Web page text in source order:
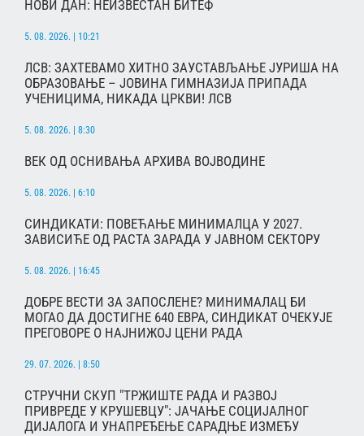
НОВИ ДАН: НЕИЗВЕСТАН БИТЕФ
5. 08. 2026. | 10:21
ЛСВ: ЗАХТЕВАМО ХИТНО ЗАУСТАВЉАЊЕ ЈУРИША НА
ОБРАЗОВАЊЕ – ЈОВИНА ГИМНАЗИЈА ПРИПАДА
УЧЕНИЦИМА, НИКАДА ЦРКВИ! ЛСВ
5. 08. 2026. | 8:30
ВЕК ОД ОСНИВАЊА АРХИВА ВОЈВОДИНЕ
5. 08. 2026. | 6:10
СИНДИКАТИ: ПОВЕЋАЊЕ МИНИМАЛЦА У 2027.
ЗАВИСИЋЕ ОД РАСТА ЗАРАДА У ЈАВНОМ СЕКТОРУ
5. 08. 2026. | 16:45
ДОБРЕ ВЕСТИ ЗА ЗАПОСЛЕНЕ? МИНИМАЛАЦ БИ
МОГАО ДА ДОСТИГНЕ 640 ЕВРА, СИНДИКАТ ОЧЕКУЈЕ
ПРЕГОВОРЕ О НАЈНИЖОЈ ЦЕНИ РАДА
29. 07. 2026. | 8:50
СТРУЧНИ СКУП "ТРЖИШТЕ РАДА И РАЗВОЈ
ПРИВРЕДЕ У КРУШЕВЦУ": ЈАЧАЊЕ СОЦИЈАЛНОГ
ДИЈАЛОГА И УНАПРЕЂЕЊЕ САРАДЊЕ ИЗМЕЂУ